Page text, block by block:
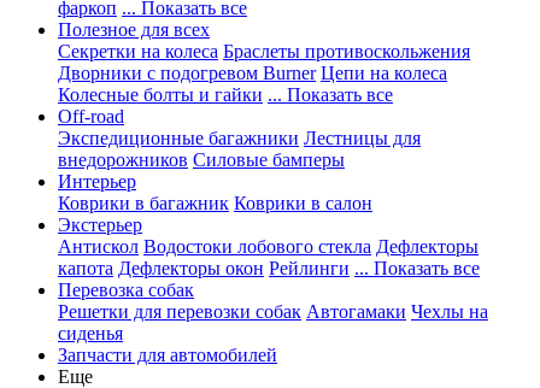
фаркоп ... Показать все
Полезное для всех
Секретки на колеса Браслеты противоскольжения
Дворники с подогревом Burner Цепи на колеса
Колесные болты и гайки ... Показать все
Off-road
Экспедиционные багажники Лестницы для
внедорожников Силовые бамперы
Интерьер
Коврики в багажник Коврики в салон
Экстерьер
Антискол Водостоки лобового стекла Дефлекторы
капота Дефлекторы окон Рейлинги ... Показать все
Перевозка собак
Решетки для перевозки собак Автогамаки Чехлы на
сиденья
Запчасти для автомобилей
Еще